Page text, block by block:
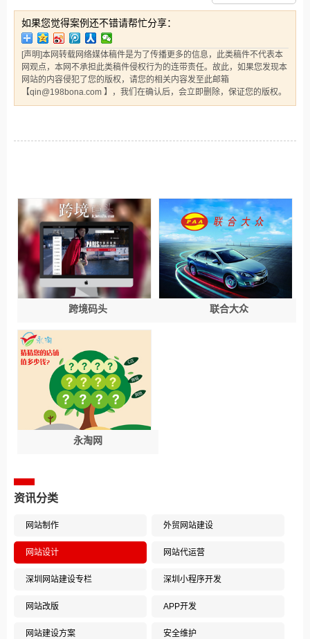
如果您觉得案例还不错请帮忙分享：
[声明]本网转载网络媒体稿件是为了传播更多的信息，此类稿件不代表本
网观点，本网不承担此类稿件侵权行为的连带责任。故此，如果您发现本
网站的内容侵犯了您的版权，请您的相关内容发至此邮箱
【qin@198bona.com 】，我们在确认后，会立即删除，保证您的版权。
跨境码头 联合大众
永淘网
资讯分类
网站制作 外贸网站建设
网站设计 网站代运营
深圳网站建设专栏 深圳小程序开发
网站改版 APP开发
网站建设方案 安全维护